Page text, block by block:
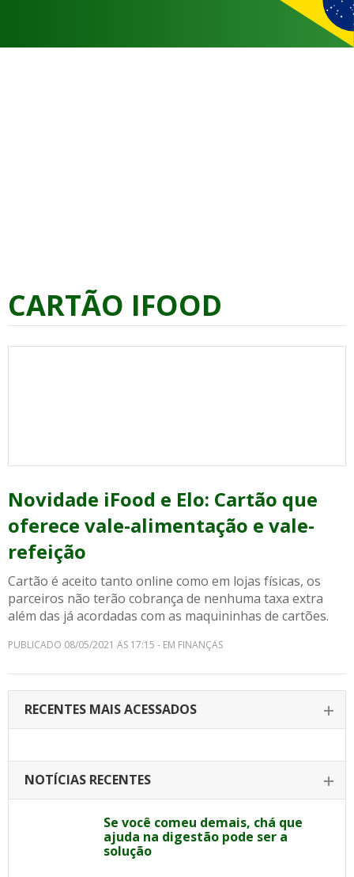
CARTÃO IFOOD
Novidade iFood e Elo: Cartão que
oferece vale-alimentação e vale-
refeição
Cartão é aceito tanto online como em lojas físicas, os
parceiros não terão cobrança de nenhuma taxa extra
além das já acordadas com as maquininhas de cartões.
PUBLICADO 08/05/2021 AS 17:15 - EM FINANÇAS
RECENTES MAIS ACESSADOS
NOTÍCIAS RECENTES
Se você comeu demais, chá que
ajuda na digestão pode ser a
solução